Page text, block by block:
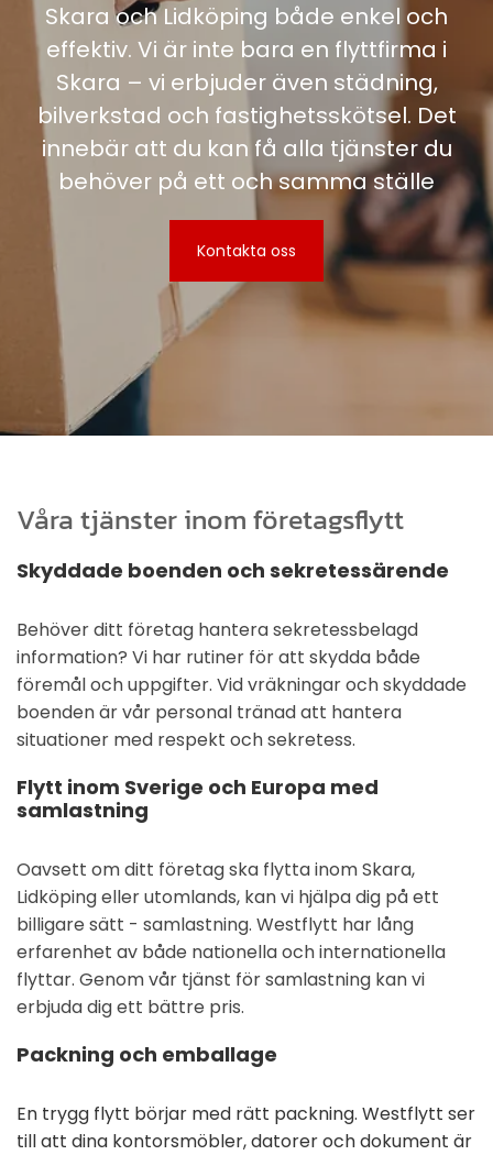
Skara och Lidköping både enkel och
effektiv. Vi är inte bara en flyttfirma i
Skara – vi erbjuder även städning,
bilverkstad och fastighetsskötsel. Det
innebär att du kan få alla tjänster du
behöver på ett och samma ställe
Kontakta oss
Våra tjänster inom företagsflytt
Skyddade boenden och sekretessärende
Behöver ditt företag hantera sekretessbelagd
information? Vi har rutiner för att skydda både
föremål och uppgifter. Vid vräkningar och skyddade
boenden är vår personal tränad att hantera
situationer med respekt och sekretess.
Flytt inom Sverige och Europa med
samlastning
Oavsett om ditt företag ska flytta inom Skara,
Lidköping eller utomlands, kan vi hjälpa dig på ett
billigare sätt - samlastning. Westflytt har lång
erfarenhet av både nationella och internationella
flyttar. Genom vår tjänst för samlastning kan vi
erbjuda dig ett bättre pris.
Packning och emballage
En trygg flytt börjar med rätt packning. Westflytt ser
till att dina kontorsmöbler, datorer och dokument är